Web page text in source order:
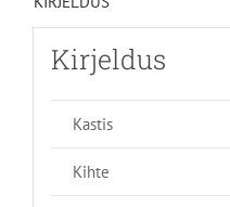
Kirjeldus
Kastis
Kihte